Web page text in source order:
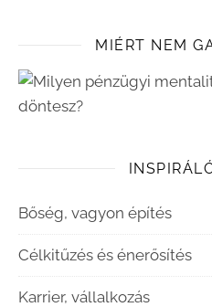
MIÉRT NEM
Bőség, vagyon építés
Célkitűzés és énerősítés
Karrier, vállalkozás